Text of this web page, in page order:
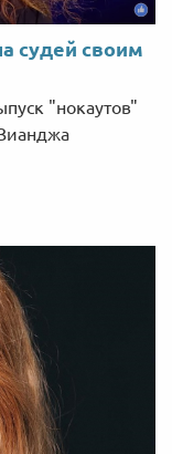
судей своим
"нокаутов"